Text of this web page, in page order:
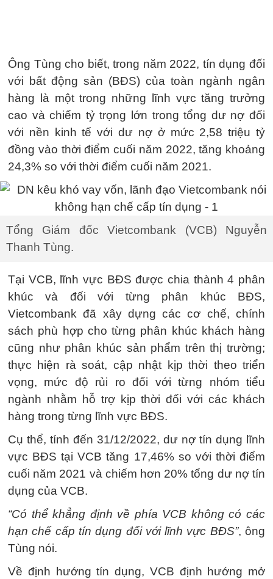
Ông Tùng cho biết, trong năm 2022, tín dụng đối
với bất động sản (BĐS) của toàn ngành ngân
hàng là một trong những lĩnh vực tăng trưởng
cao và chiếm tỷ trọng lớn trong tổng dư nợ đối
với nền kinh tế với dư nợ ở mức 2,58 triệu tỷ
đồng vào thời điểm cuối năm 2022, tăng khoảng
24,3% so với thời điểm cuối năm 2021.
Tổng Giám đốc Vietcombank (VCB) Nguyễn
Thanh Tùng.
Tại VCB, lĩnh vực BĐS được chia thành 4 phân
khúc và đối với từng phân khúc BĐS,
Vietcombank đã xây dựng các cơ chế, chính
sách phù hợp cho từng phân khúc khách hàng
cũng như phân khúc sản phẩm trên thị trường;
thực hiện rà soát, cập nhật kịp thời theo triển
vọng, mức độ rủi ro đối với từng nhóm tiểu
ngành nhằm hỗ trợ kịp thời đối với các khách
hàng trong từng lĩnh vực BĐS.
Cụ thể, tính đến 31/12/2022, dư nợ tín dụng lĩnh
vực BĐS tại VCB tăng 17,46% so với thời điểm
cuối năm 2021 và chiếm hơn 20% tổng dư nợ tín
dụng của VCB.
“Có thể khẳng định về phía VCB không có các
hạn chế cấp tín dụng đối với lĩnh vực BĐS”, ông
Tùng nói.
Về định hướng tín dụng, VCB định hướng mở